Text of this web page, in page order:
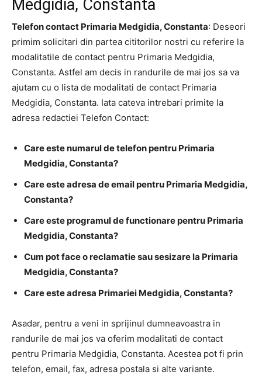
Medgidia, Constanta
Telefon contact Primaria Medgidia, Constanta: Deseori
primim solicitari din partea cititorilor nostri cu referire la
modalitatile de contact pentru Primaria Medgidia,
Constanta. Astfel am decis in randurile de mai jos sa va
ajutam cu o lista de modalitati de contact Primaria
Medgidia, Constanta. Iata cateva intrebari primite la
adresa redactiei Telefon Contact:
Care este numarul de telefon pentru Primaria
Medgidia, Constanta?
Care este adresa de email pentru Primaria Medgidia,
Constanta?
Care este programul de functionare pentru Primaria
Medgidia, Constanta?
Cum pot face o reclamatie sau sesizare la Primaria
Medgidia, Constanta?
Care este adresa Primariei Medgidia, Constanta?
Asadar, pentru a veni in sprijinul dumneavoastra in
randurile de mai jos va oferim modalitati de contact
pentru Primaria Medgidia, Constanta. Acestea pot fi prin
telefon, email, fax, adresa postala si alte variante.